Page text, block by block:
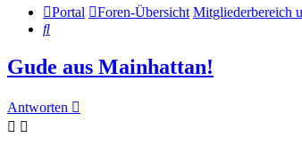
Portal Foren-Übersicht Mitgliederbereich
Suche
Gude aus Mainhattan!
Antworten